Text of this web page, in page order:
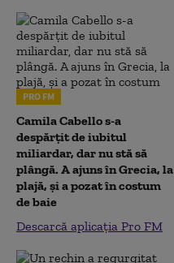
PRO FM
Camila Cabello s-a
despărțit de iubitul
miliardar, dar nu stă să
plângă. A ajuns în Grecia, la
plajă, și a pozat în costum
de baie
Descarcă aplicația Pro FM